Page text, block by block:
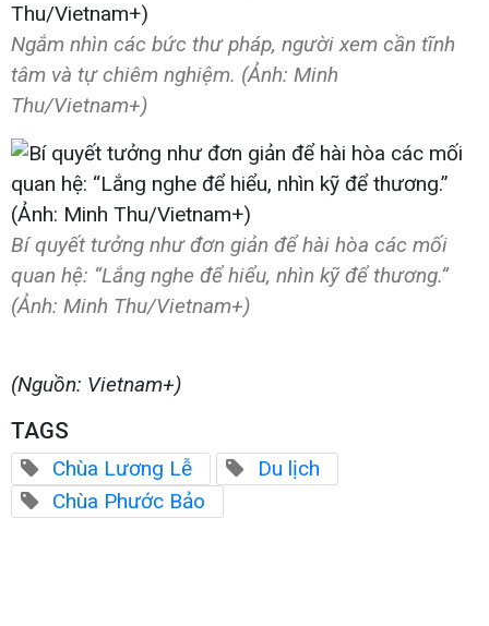
Ngắm nhìn các bức thư pháp, người xem cần tĩnh
tâm và tự chiêm nghiệm. (Ảnh: Minh
Thu/Vietnam+)
Bí quyết tưởng như đơn giản để hài hòa các mối
quan hệ: “Lắng nghe để hiểu, nhìn kỹ để thương.”
(Ảnh: Minh Thu/Vietnam+)
(Nguồn: Vietnam+)
TAGS
Chùa Lương Lễ
Du lịch
Chùa Phước Bảo